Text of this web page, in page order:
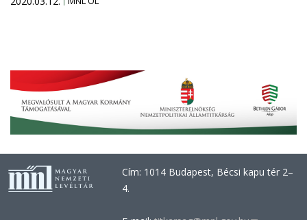
Cím: 1014 Budapest, Bécsi kapu tér 2–
4.